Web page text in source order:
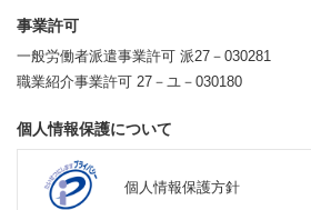
事業許可
一般労働者派遣事業許可 派27－030281
職業紹介事業許可 27－ユ－030180
個人情報保護について
個人情報保護方針